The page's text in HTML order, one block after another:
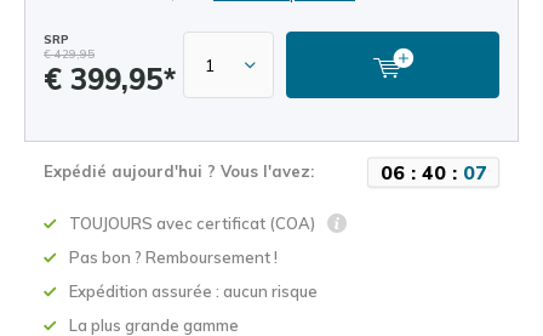
SRP
€ 429,95
€ 399,95*
Expédié aujourd'hui ? Vous l'avez: 06: 40: 07
TOUJOURS avec certificat (COA)
Pas bon ? Remboursement !
Expédition assurée : aucun risque
La plus grande gamme